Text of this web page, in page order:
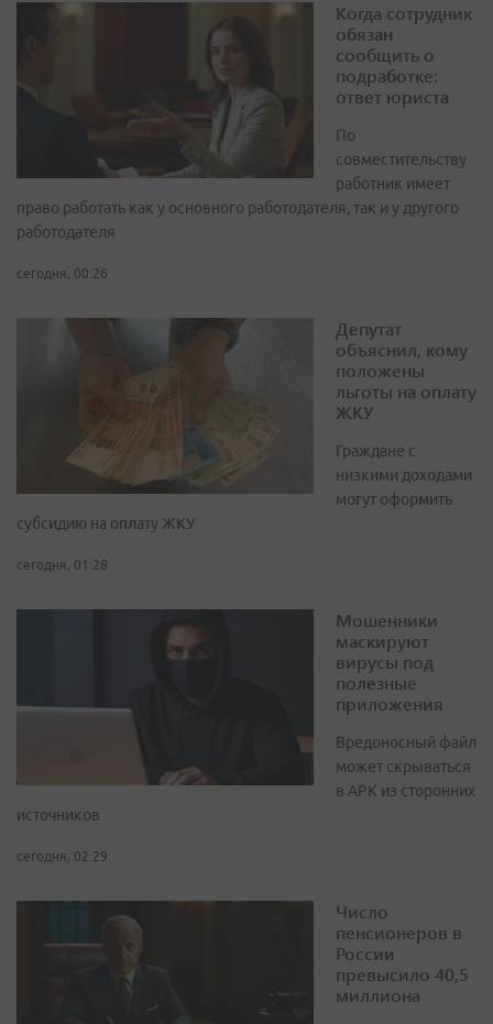
Когда сотрудник
обязан
сообщить о
подработке:
ответ юриста
По
совместительству
работник имеет
право работать как у основного работодателя, так и у другого
работодателя
сегодня, 00:26
Депутат
объяснил, кому
положены
льготы на оплату
ЖКУ
Граждане с
низкими доходами
могут оформить
субсидию на оплату ЖКУ
сегодня, 01:28
Мошенники
маскируют
вирусы под
полезные
приложения
Вредоносный файл
может скрываться
в APK из сторонних
источников
сегодня, 02:29
Число
пенсионеров в
России
превысило 40,5
миллиона